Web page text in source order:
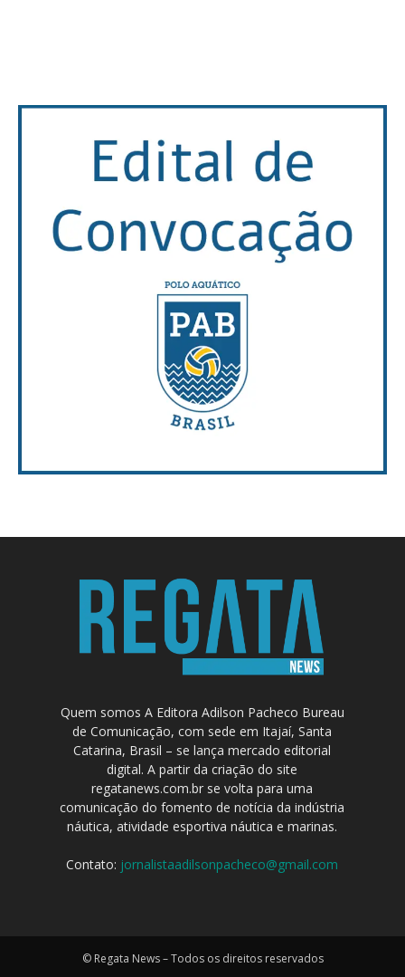
Quem somos A Editora Adilson Pacheco Bureau
de Comunicação, com sede em Itajaí, Santa
Catarina, Brasil – se lança mercado editorial
digital. A partir da criação do site
regatanews.com.br se volta para uma
comunicação do fomento de notícia da indústria
náutica, atividade esportiva náutica e marinas.
Contato: jornalistaadilsonpacheco@gmail.com
© Regata News – Todos os direitos reservados